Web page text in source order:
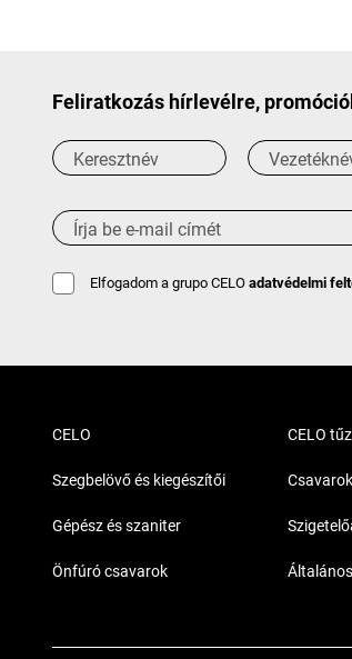
Feliratkozás hírlevélre,
Elfogadom a grupo CELO adatvédelmi
CELO
Szegbelövő és kiegészítői
Gépész és szaniter
Önfúró csavarok
CELO
Csavarok